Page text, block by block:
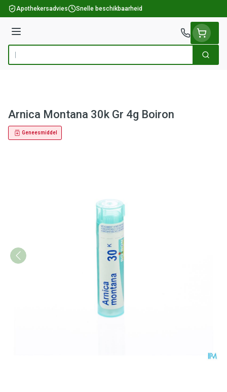
Ga naar de inhoud
Apothekersadvies Snelle beschikbaarheid
Menu
Product, merk, categorie... Zoek
Arnica Montana 30k Gr 4g Boiron
Geneesmiddel